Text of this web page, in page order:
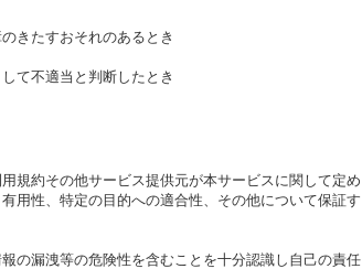
きたすおそれのあるとき
て不適当と判断したとき
規約その他サービス提供元が本サービスに関して定め
用性、特定の目的への適合性、その他について保証す
の漏洩等の危険性を含むことを十分認識し自己の責任